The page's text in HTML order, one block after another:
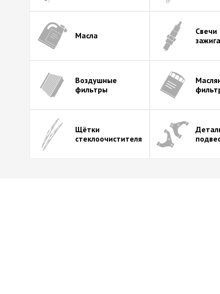
Масла
Свечи
Воздушные
фильтры
Щётки
стеклоочистителя